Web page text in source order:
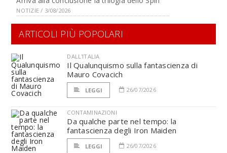
NOTIZIE / 3/08/2026
ARTICOLI PIÙ POPOLARI
DALL'ITALIA
Il Qualunquismo sulla fantascienza di
Mauro Covacich
LEGGI 26/07/2026
CONTAMINAZIONI
Da qualche parte nel tempo: la
fantascienza degli Iron Maiden
LEGGI 26/07/2026